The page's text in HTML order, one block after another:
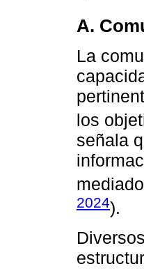
A.
La
los
señala
2024).